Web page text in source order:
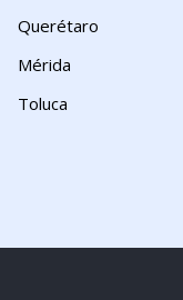
Querétaro
Mérida
Toluca